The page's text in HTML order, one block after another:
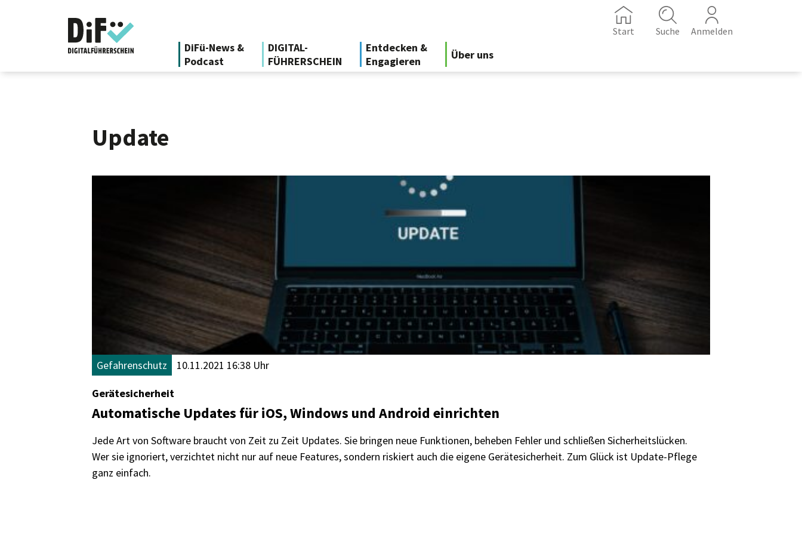
DiFü-News &
Podcast
DIGITAL-
FÜHRERSCHEIN
Entdecken &
Engagieren
Über uns
Start Suche Anmelden
Update
Gefahrenschutz 10.11.2021 16:38 Uhr
Gerätesicherheit
Automatische Updates für iOS, Windows und Android einrichten
Jede Art von Software braucht von Zeit zu Zeit Updates. Sie bringen neue Funktionen, beheben Fehler und schließen Sicherheitslücken.
Wer sie ignoriert, verzichtet nicht nur auf neue Features, sondern riskiert auch die eigene Gerätesicherheit. Zum Glück ist Update-Pflege
ganz einfach.